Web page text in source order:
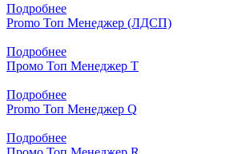
Подробнее
Promo Топ Менеджер (ЛДСП)
Подробнее
Промо Топ Менеджер T
Подробнее
Promo Топ Менеджер Q
Подробнее